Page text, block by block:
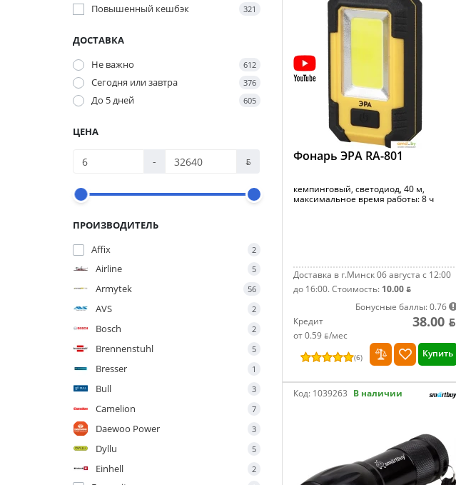
Повышенный кешбэк 321
ДОСТАВКА
Не важно
612
Сегодня или завтра 376
До 5 дней 605
ЦЕНА
- ƃ
ПРОИЗВОДИТЕЛЬ
Affix
2
Airline 5
Armytek 56
AVS 2
Bosch 2
Brennenstuhl 5
Bresser 1
Bull 3
Camelion 7
Daewoo Power 3
Dyllu 5
Einhell 2
Фонарь ЭРА RA-801
кемпинговый, светодиод, 40 м,
максимальное время работы: 8 ч
Доставка в г.Минск 06 августа с 12:00
до 16:00.Стоимость: 10.00 ƃ
Бонусные баллы: 0.76
Кредит
от 0.59 ƃ/мec
38.00 ƃ
(6) Купить
Код: 1039263 В наличии